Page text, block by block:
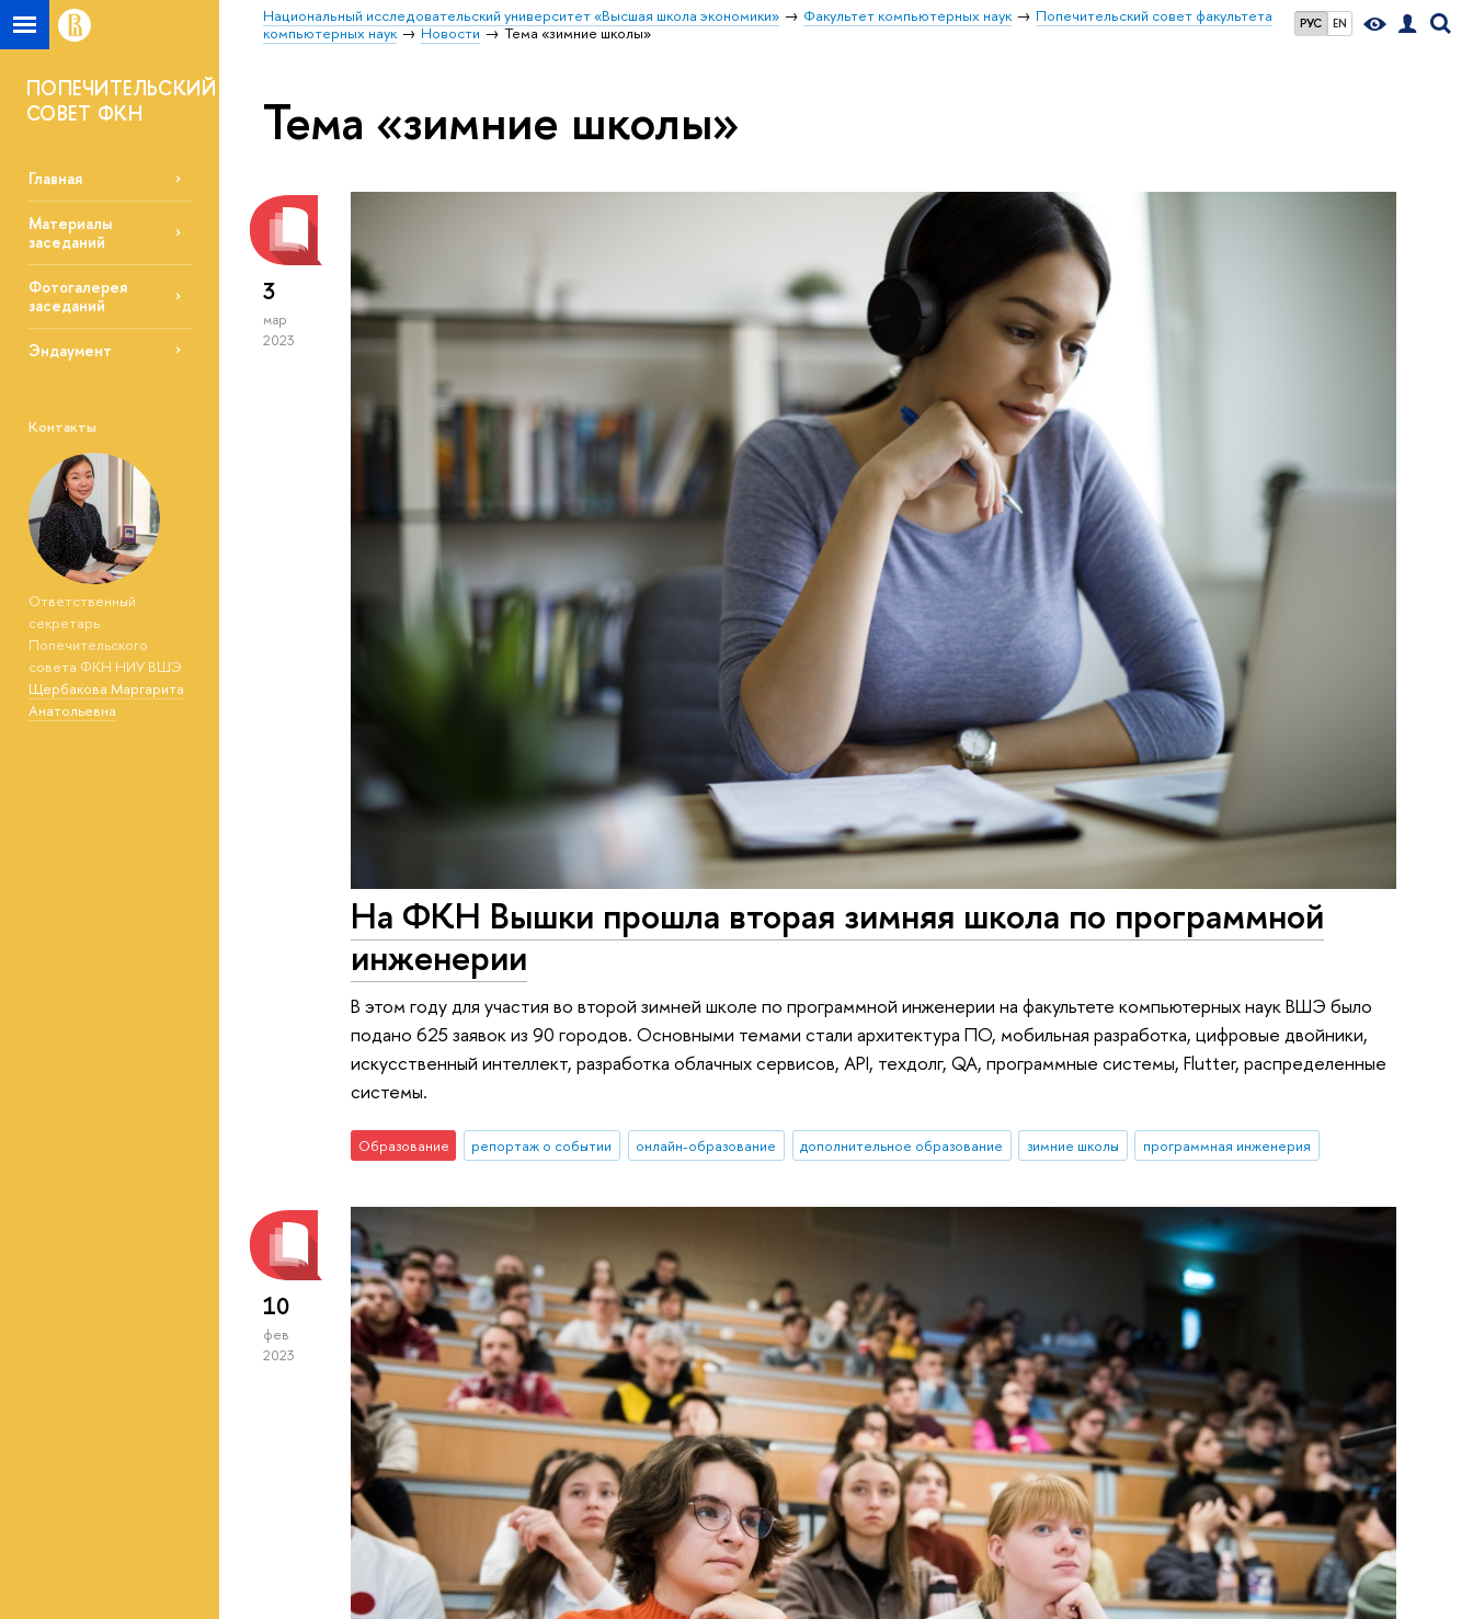
РУС EN
Национальный исследовательский университет «Высшая школа экономики» Факультет компьютерных наук
Попечительский совет факультета
компьютерных наук
Новости Тема «зимние школы»
ПОПЕЧИТЕЛЬСКИЙ
СОВЕТ ФКН
Главная
Материалы
заседаний
Фотогалерея
заседаний
Эндаумент
Контакты
Ответственный
секретарь
Попечительского
совета ФКН НИУ ВШЭ
Щербакова Маргарита
Анатольевна
Тема «зимние школы»
3
мар
2023
На ФКН Вышки прошла вторая зимняя школа по программной
инженерии
В этом году для участия во второй зимней школе по программной инженерии на факультете компьютерных наук ВШЭ было
подано 625 заявок из 90 городов. Основными темами стали архитектура ПО, мобильная разработка, цифровые двойники,
искусственный интеллект, разработка облачных сервисов, API, техдолг, QA, программные системы, Flutter, распределенные
системы.
Образование репортаж о событии онлайн-образование дополнительное образование зимние школы программная инженерия
10
фев
2023